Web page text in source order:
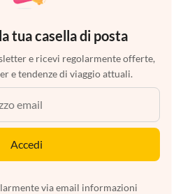
tua casella di posta
e ricevi regolarmente offerte,
e tendenze di viaggio attuali.
Accedi
via email informazioni